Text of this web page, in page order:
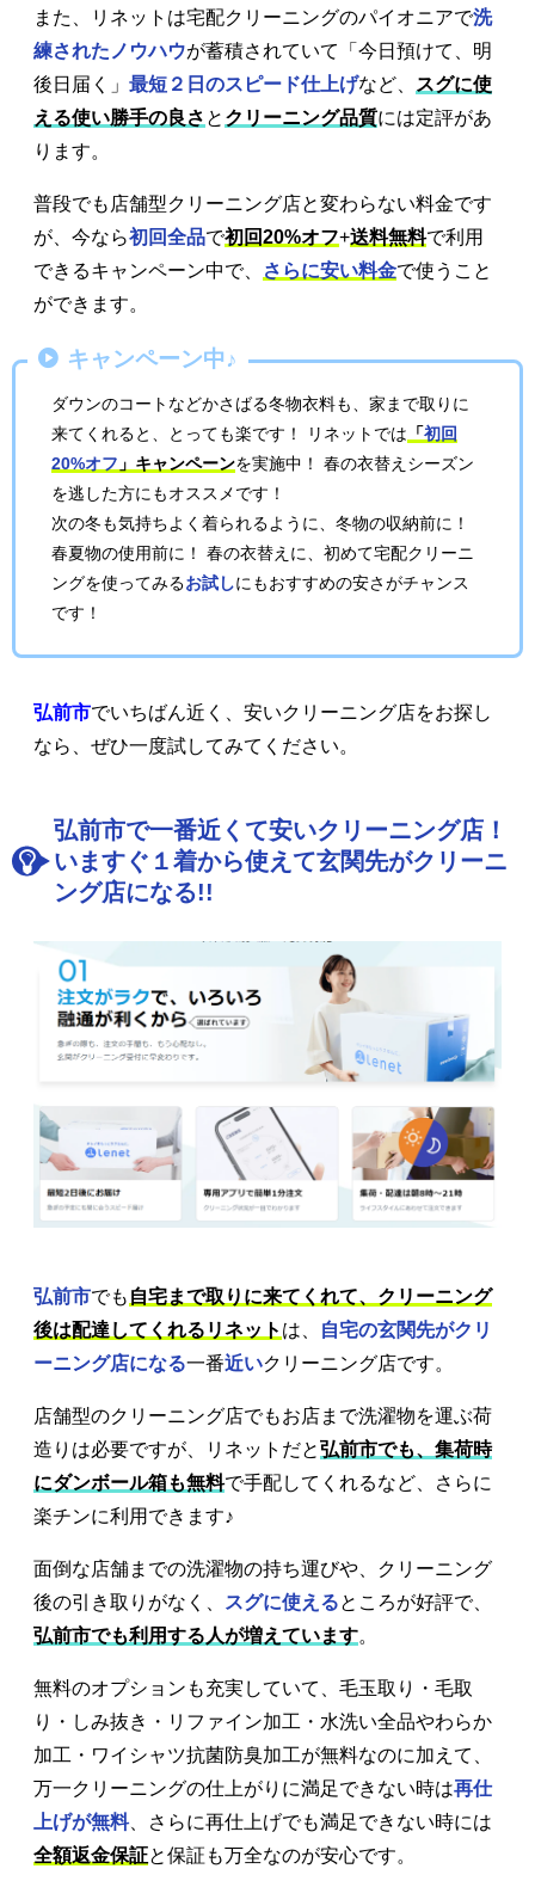
また、リネットは宅配クリーニングのパイオニアで洗
練されたノウハウが蓄積されていて「今日預けて、明
後日届く」 最短２日のスピード仕上げなど、
スグに使
える使い勝手の良さ と クリーニング品質には定評があ
ります。
普段でも店舗型クリーニング店と変わらない料金です
が、今なら初回全品で初回20%オフ+送料無料で利用
できるキャンペーン中で、
さらに安い料金で使うこと
ができます。
キャンペーン中♪
ダウンのコートなどかさばる冬物衣料も、家まで取りに
来てくれると、とっても楽です！ リネットでは 「初回
20%オフ 」キャンペーンを実施中！ 春の衣替えシーズン
を逃した方にもオススメです！
次の冬も気持ちよく着られるように、冬物の収納前に！
春夏物の使用前に！ 春の衣替えに、初めて宅配クリーニ
ングを使ってみるお試しにもおすすめの安さがチャンス
です！
弘前市でいちばん近く、安いクリーニング店をお探し
なら、ぜひ一度試してみてください。
弘前市で一番近くて安いクリーニング店！
いますぐ１着から使えて玄関先がクリーニ
ング店になる!!
弘前市でも 自宅まで取りに来てくれて、クリーニング
後は配達してくれるリネット は、
自宅の玄関先がクリ
ーニング店になる一番近いクリーニング店です。
店舗型のクリーニング店でもお店まで洗濯物を運ぶ荷
造りは必要ですが、リネットだと弘前市でも、集荷時
にダンボール箱も無料で手配してくれるなど、さらに
楽チンに利用できます♪
面倒な店舗までの洗濯物の持ち運びや、クリーニング
後の引き取りがなく、
スグに使えるところが好評で、
弘前市でも利用する人が増えています。
無料のオプションも充実していて、毛玉取り・毛取
り・しみ抜き・リファイン加工・水洗い全品やわらか
加工・ワイシャツ抗菌防臭加工が無料なのに加えて、
万一クリーニングの仕上がりに満足できない時は再仕
上げが無料、さらに再仕上げでも満足できない時には
全額返金保証と保証も万全なのが安心です。